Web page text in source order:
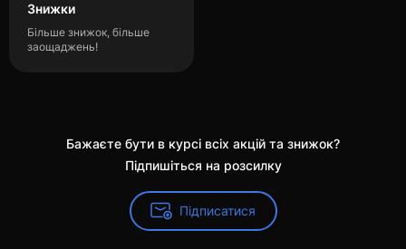
Знижки
Більше знижок, більше
заощаджень!
Бажаєте бути в курсі всіх акцій та знижок?
Підпишіться на розсилку
Підписатися